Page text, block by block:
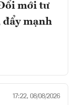
mới tư
mạnh
17:22, 08/08/2026